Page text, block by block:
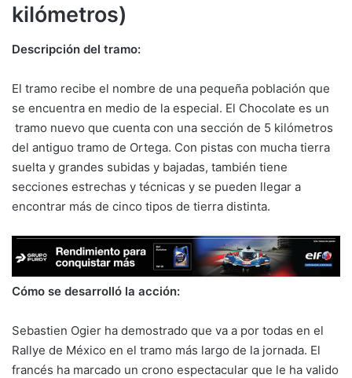
kilómetros)
Descripción del tramo:
El tramo recibe el nombre de una pequeña población que
se encuentra en medio de la especial. El Chocolate es un
tramo nuevo que cuenta con una sección de 5 kilómetros
del antiguo tramo de Ortega. Con pistas con mucha tierra
suelta y grandes subidas y bajadas, también tiene
secciones estrechas y técnicas y se pueden llegar a
encontrar más de cinco tipos de tierra distinta.
Cómo se desarrolló la acción:
Sebastien Ogier ha demostrado que va a por todas en el
Rallye de México en el tramo más largo de la jornada. El
francés ha marcado un crono espectacular que le ha valido